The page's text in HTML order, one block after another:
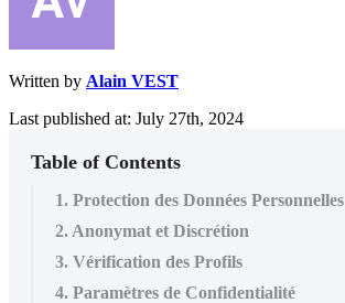
Written by Alain VEST
Last published at: July 27th, 2024
Table of Contents
1. Protection des Données Personnelles
2. Anonymat et Discrétion
3. Vérification des Profils
4. Paramètres de Confidentialité